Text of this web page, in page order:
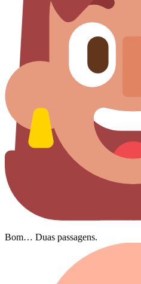
Bom… Duas passagens.